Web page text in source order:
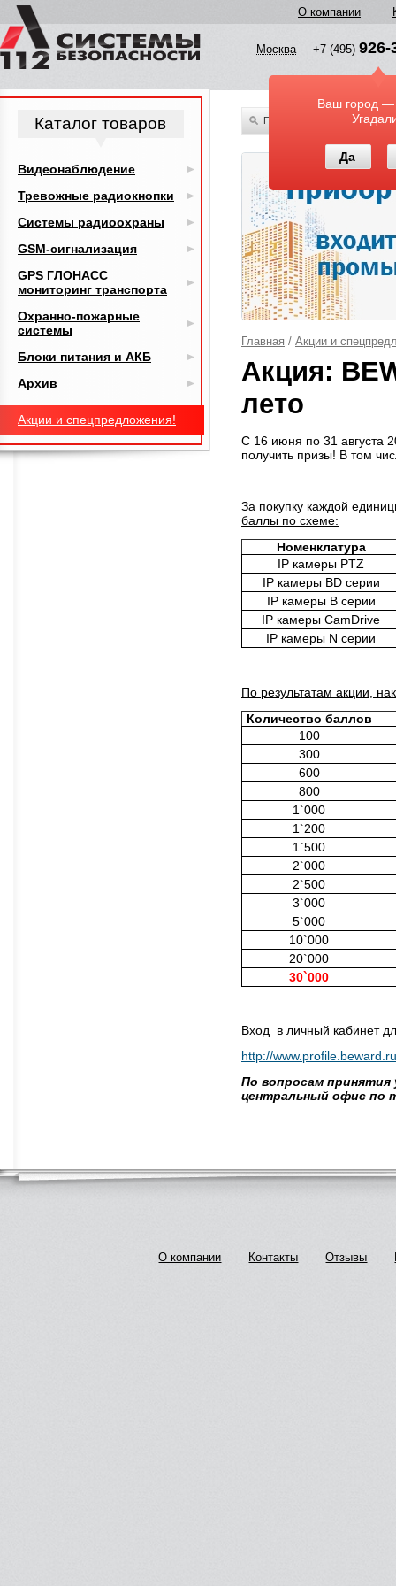
О компании
Москва +7 (495) 926-
Ваш город —
Да
По всему каталогу
Главная / Акции и
Акция:
лето
С 16 июня по 31 августа
получить призы! В том
За покупку каждой
баллы по схеме:
Номенклатура
IP камеры PTZ
IP камеры BD серии
IP камеры B серии
IP камеры CamDrive
IP камеры N серии
По результатам акции,
Количество баллов
100
300
600
800
1`000
1`200
1`500
2`000
2`500
3`000
5`000
10`000
20`000
30`000
Вход в личный кабинет
http://
По вопросам принятия
центральный офис по
Каталог товаров
Видеонаблюдение
Тревожные радиокнопки
Системы радиоохраны
GSM-сигнализация
GPS ГЛОНАСС
мониторинг транспорта
Охранно-пожарные
системы
Блоки питания и АКБ
Архив
Акции и спецпредложения!
О компании Контакты Отзывы